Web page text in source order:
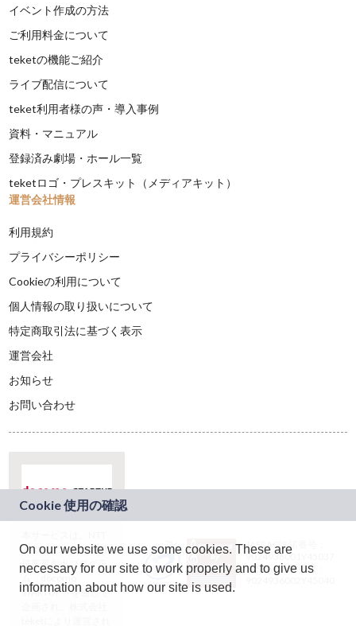
イベント作成の方法
ご利用料金について
teketの機能ご紹介
ライブ配信について
teket利用者様の声・導入事例
資料・マニュアル
登録済み劇場・ホール一覧
teketロゴ・プレスキット（メディアキット）
運営会社情報
利用規約
プライバシーポリシー
Cookieの利用について
個人情報の取り扱いについて
特定商取引法に基づく表示
運営会社
お知らせ
お問い合わせ
ドコモグループの新
規事業創出プログラ
ム「docomo
STARTUP」を通じて
JASRAC許諾番号：
9024936001Y45037
JASRAC許諾番号：
On our website we use some cookies. These are
necessary for our site to work properly and to give us
information about how our site is used.